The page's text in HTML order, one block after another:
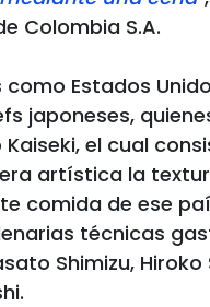
Colombia S.A.
Estados
japoneses,
el cual
artística la
comida de ese
técnicas
Shimizu,